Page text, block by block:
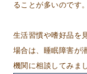
ることが多いのです。
生活習慣や嗜好品を
場合は、睡眠障害が
機関に相談してみま